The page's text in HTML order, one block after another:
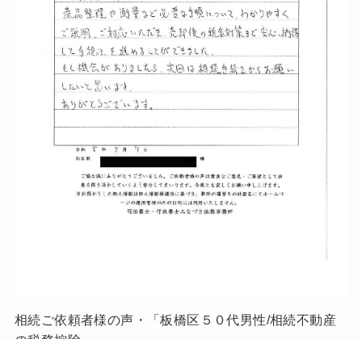
相続ご依頼者様の声・「板橋区５０代男性/相続不動産